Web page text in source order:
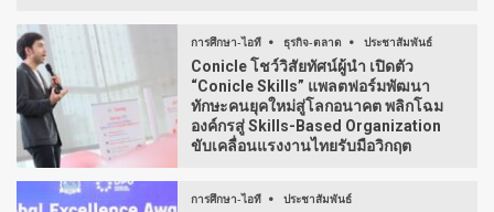
การศึกษา-ไอที ธุรกิจ-ตลาด ประชาสัมพันธ์
Conicle โชว์วิสัยทัศน์ผู้นำ เปิดตัว
“Conicle Skills” แพลตฟอร์มพัฒนา
ทักษะคนยุคใหม่สู่โลกอนาคต พลิกโฉม
องค์กรสู่ Skills-Based Organization
ขับเคลื่อนแรงงานไทยรับมือวิกฤต
การศึกษา-ไอที ประชาสัมพันธ์